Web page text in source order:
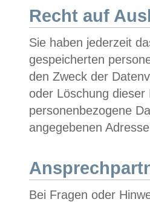
Recht auf
Sie haben jederzeit
gespeicherten
den Zweck der
oder Löschung
personenbezogene
angegebenen
Bei Fragen oder